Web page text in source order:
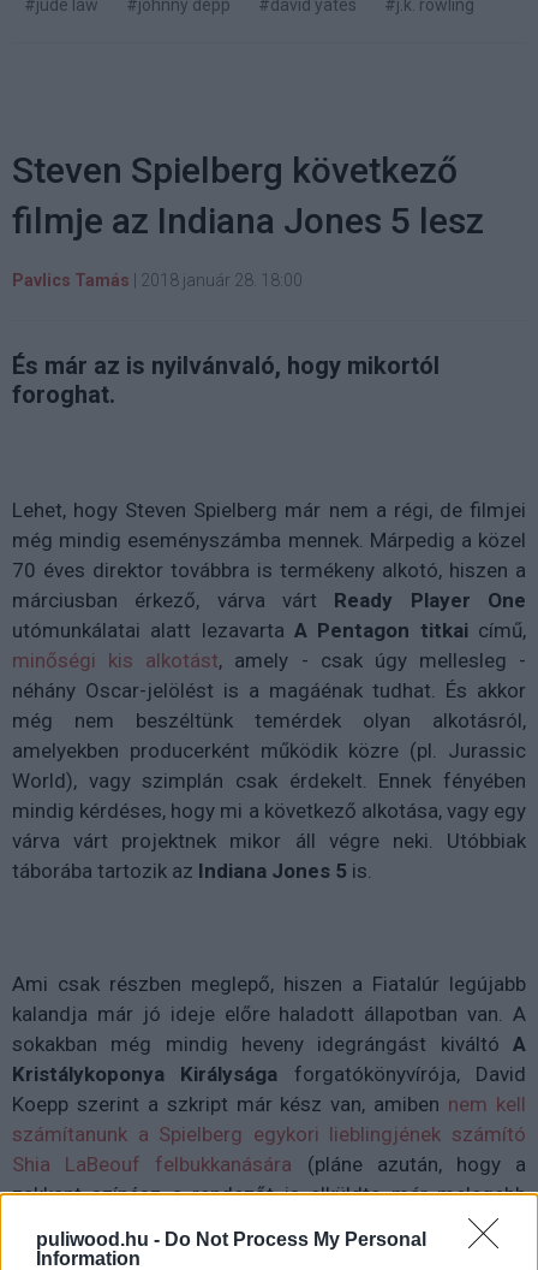
puliwood.hu - Do Not Process My Personal
Information
#jude law
#johnny depp #david yates #j.k. rowling
Steven Spielberg következő
filmje az Indiana Jones 5 lesz
Pavlics Tamás 2018 január 28. 18:00
És már az is nyilvánvaló, hogy mikortól
foroghat.
Lehet, hogy Steven Spielberg már nem a régi, de filmjei
még mindig eseményszámba mennek. Márpedig a közel
70 éves direktor továbbra is termékeny alkotó, hiszen a
márciusban érkező, várva várt Ready Player One
utómunkálatai alatt lezavarta A Pentagon titkaicímű,
minőségi kis alkotást, amely - csak úgy mellesleg -
néhány Oscar-jelölést is a magáénak tudhat. És akkor
még nem beszéltünk temérdek olyan alkotásról,
amelyekben producerként működik közre (pl. Jurassic
World), vagy szimplán csak érdekelt. Ennek fényében
mindig kérdéses, hogy mi a következő alkotása, vagy egy
várva várt projektnek mikor áll végre neki. Utóbbiak
táborába tartozik az Indiana Jones 5 is.
Ami csak részben meglepő, hiszen a Fiatalúr legújabb
kalandja már jó ideje előre haladott állapotban van. A
sokakban még mindig heveny idegrángást kiváltó A
Kristálykoponya Királysága forgatókönyvírója, David
Koepp szerint a szkript már kész van, amiben nem kell
számítanunk a Spielberg egykori lieblingjének számító
Shia LaBeouf felbukkanására (pláne azután, hogy a
zakkant színész a rendezőt is elküldte már melegebb